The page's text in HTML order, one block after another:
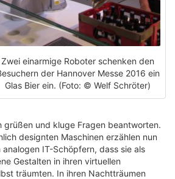
Zwei einarmige Roboter schenken den
der Hannover Messe 2016 ein
Glas Bier ein. (Foto: © Welf Schröter)
grüßen und kluge Fragen beantworten.
designten Maschinen erzählen nun
analogen IT-Schöpfern, dass sie als
Gestalten in ihren virtuellen
träumten. In ihren Nachtträumen